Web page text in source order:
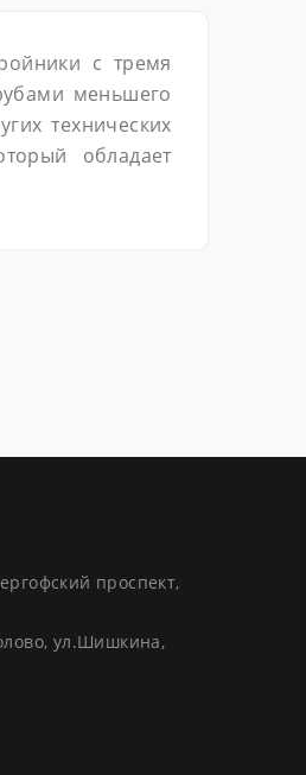
с тремя
меньшего
технических
обладает
проспект,
ул.Шишкина,